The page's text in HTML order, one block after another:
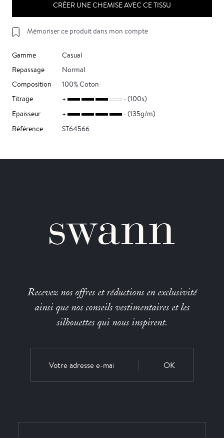
CRÉER UNE CHEMISE AVEC CE TISSU
Mémoriser ce produit dans mon compte
Gamme
Casual
Repassage
Normal
Composition
100% Coton
Titrage
(100s)
Epaisseur
(135g/m)
Référence
ST64566
Recevez nos offres et réductions en exclusivité
ainsi que nos conseils vestimentaires et les
silhouettes qui nous inspirent.
OK